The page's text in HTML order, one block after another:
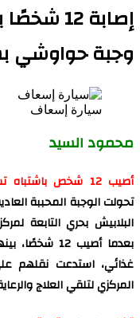
إصابة
وجبة حواوشي
سيارة إسعاف
محمود السيد
أصيب 12 شخص باشتباه تسمم بسبب وجبة حواوشي بسوهاج
تحولت الوجبة المحببة
البلابيش بحري التابعة
بعدما أصيب
غذائي، استدعت نقلهم
المركزي لتلقي العلاج